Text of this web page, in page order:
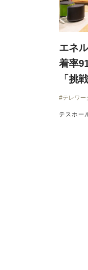
エネ
着率
「挑
テレワー
テスホー